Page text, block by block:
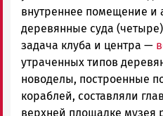
внутреннее помещение и
деревянные суда
задача клуба и центра —
утраченных типов
новоделы, построенные
кораблей, составляли
верхней площадке музея